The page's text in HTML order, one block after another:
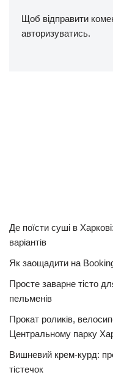
Щоб відправити
авторизуватись.
Де поїсти суші в
варіантів
Як заощадити на
Просте заварне тісто
пельменів
Прокат роликів,
Центральному парку
Вишневий крем-курд:
тістечок